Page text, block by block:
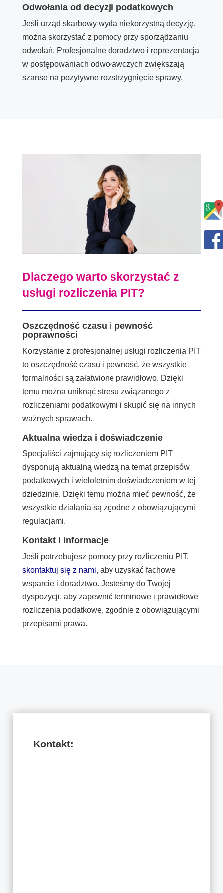
Odwołania od decyzji podatkowych
Jeśli urząd skarbowy wyda niekorzystną decyzję,
można skorzystać z pomocy przy sporządzaniu
odwołań. Profesjonalne doradztwo i reprezentacja
w postępowaniach odwoławczych zwiększają
szanse na pozytywne rozstrzygnięcie sprawy.
Dlaczego warto skorzystać z
usługi rozliczenia PIT?
Oszczędność czasu i pewność
poprawności
Korzystanie z profesjonalnej usługi rozliczenia PIT
to oszczędność czasu i pewność, że wszystkie
formalności są załatwione prawidłowo. Dzięki
temu można uniknąć stresu związanego z
rozliczeniami podatkowymi i skupić się na innych
ważnych sprawach.
Aktualna wiedza i doświadczenie
Specjaliści zajmujący się rozliczeniem PIT
dysponują aktualną wiedzą na temat przepisów
podatkowych i wieloletnim doświadczeniem w tej
dziedzinie. Dzięki temu można mieć pewność, że
wszystkie działania są zgodne z obowiązującymi
regulacjami.
Kontakt i informacje
Jeśli potrzebujesz pomocy przy rozliczeniu PIT,
skontaktuj się z nami, aby uzyskać fachowe
wsparcie i doradztwo. Jesteśmy do Twojej
dyspozycji, aby zapewnić terminowe i prawidłowe
rozliczenia podatkowe, zgodnie z obowiązującymi
przepisami prawa.
Kontakt: